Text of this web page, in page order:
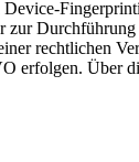
rechtlichen
erfolgen. Über